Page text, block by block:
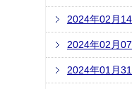
2024年02月
2024年02月
2024年01月